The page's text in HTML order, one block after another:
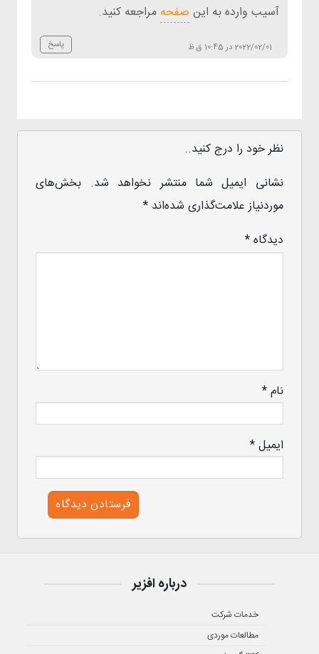
2022/02/01 در 10:45 ق.ظ
آسیب وارده به این صفحه مراجعه کنید.
پاسخ
نظر خود را درج کنید..
نشانی ایمیل شما منتشر نخواهد شد. بخش‌های
موردنیاز علامت‌گذاری شده‌اند*
دیدگاه*
نام*
ایمیل*
درباره افزیر
خدمات شرکت
مطالعات موردی